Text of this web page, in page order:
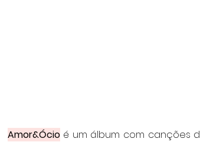
Amor&Ócio